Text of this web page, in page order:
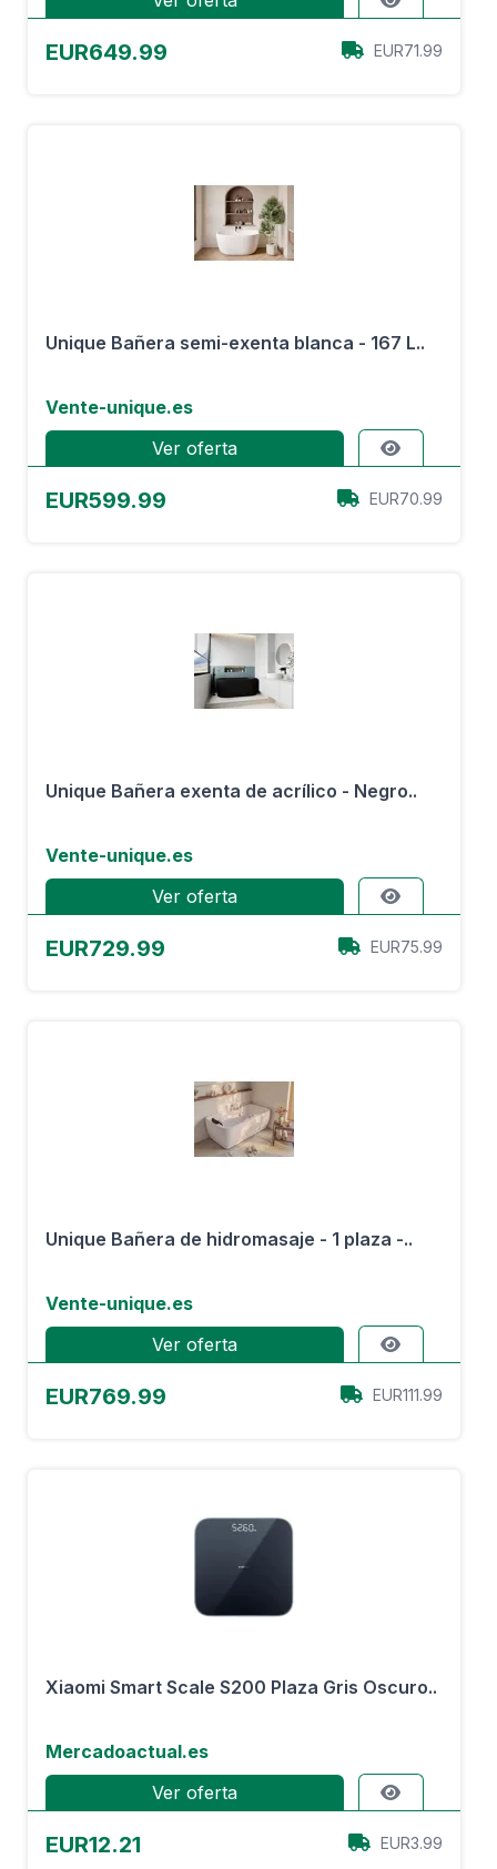
EUR649.99 EUR71.99
Unique Bañera semi-exenta blanca - 167 L..
Vente-unique.es
Ver oferta
EUR599.99 EUR70.99
Unique Bañera exenta de acrílico - Negro..
Vente-unique.es
Ver oferta
EUR729.99 EUR75.99
Unique Bañera de hidromasaje - 1 plaza -..
Vente-unique.es
Ver oferta
EUR769.99 EUR111.99
Xiaomi Smart Scale S200 Plaza Gris Oscuro..
Mercadoactual.es
Ver oferta
EUR12.21 EUR3.99